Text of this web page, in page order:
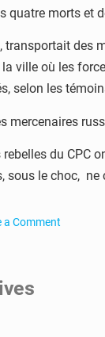
quatre morts et
ville où les
selon les
du
le choc,
a Comment